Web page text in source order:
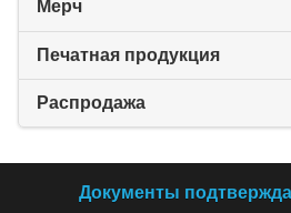
Мерч
Печатная продукция
Распродажа
Документы